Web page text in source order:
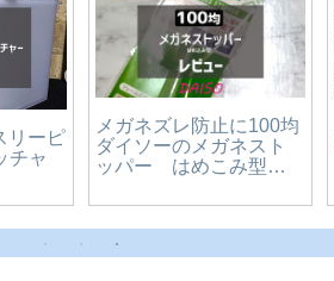
リーピ
チャ
メガネズレ防止に100均
ダイソーのメガネスト
ッパー はめこみ型の